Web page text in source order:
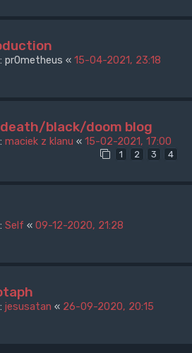
pr0metheus « 15-04-2021, 23:18
black/doom blog
maciek z klanu « 15-02-2021, 17:00
1 2 3 4
Self « 09-12-2020, 21:28
jesusatan « 26-09-2020, 20:15